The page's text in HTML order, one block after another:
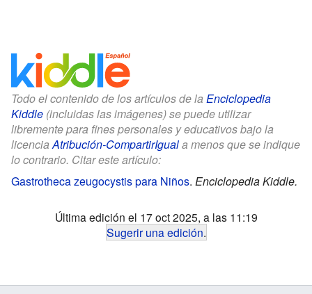
Todo el contenido de los artículos de la Enciclopedia
Kiddle (incluidas las imágenes) se puede utilizar
libremente para fines personales y educativos bajo la
licenciaAtribución-CompartirIguala menos que se indique
lo contrario. Citar este artículo:
Gastrotheca zeugocystis para Niños. Enciclopedia Kiddle.
Última edición el 17 oct 2025, a las 11:19
Sugerir una edición.